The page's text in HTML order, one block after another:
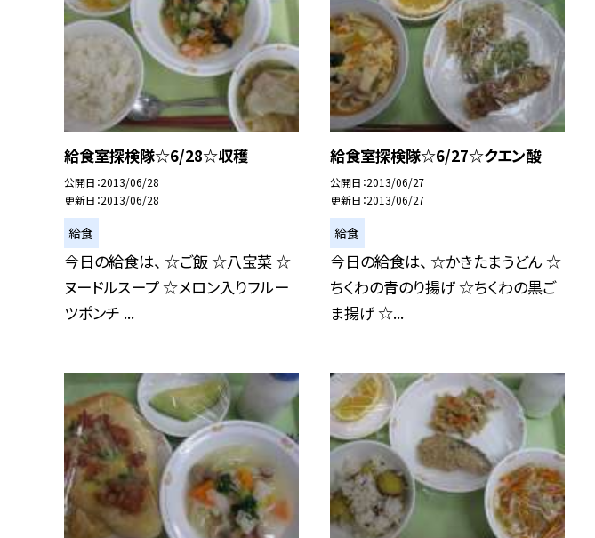
給食室探検隊☆6/28☆収穫
公開日 2013/06/28
更新日 2013/06/28
給食
今日の給食は、 ☆ご飯 ☆八宝菜 ☆
ヌードルスープ ☆メロン入りフルー
ツポンチ ...
給食室探検隊☆6/27☆クエン酸
公開日 2013/06/27
更新日 2013/06/27
給食
今日の給食は、 ☆かきたまうどん ☆
ちくわの青のり揚げ ☆ちくわの黒ご
ま揚げ ☆...